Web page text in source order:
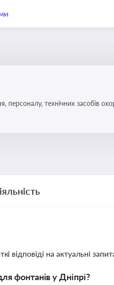
технічних засобів
відповіді на актуальні
фонтанів у Дніпрі?